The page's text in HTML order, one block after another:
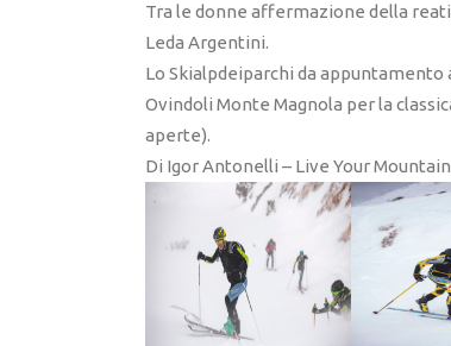
Tra le donne affermazione della
Leda Argentini.
Lo Skialpdeiparchi da
Ovindoli Monte Magnola per la
aperte).
Di Igor Antonelli – Live Your Mountain